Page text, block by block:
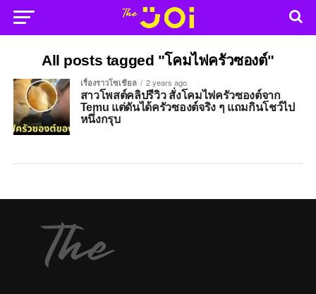
All posts tagged "โคมไฟครัวซองต์"
เรื่องราวโซเชียล 2 years ago
สาวโพสต์คลิปรีวิว สั่งโคมไฟครัวซองต์จาก
Temu แต่ดันได้ครัวซองต์จริง ๆ แถมกินโชว์ไป
หนึ่งกรุบ